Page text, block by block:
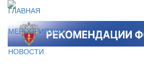
ГЛАВНАЯ
МЕРОПРИЯТИЯ
НОВОСТИ